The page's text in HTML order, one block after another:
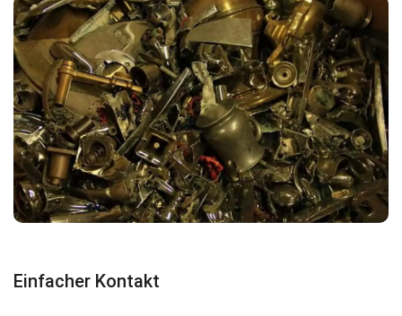
Einfacher Kontakt